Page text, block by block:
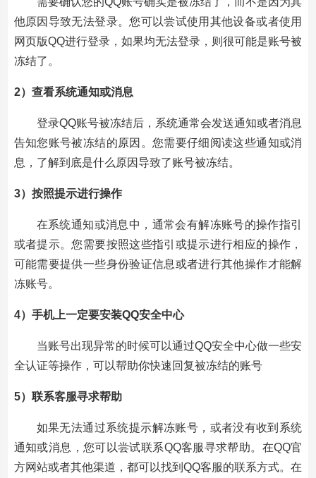
他原因导致无法登录。您可以尝试使用其他设备或者使用
网页版QQ进行登录，如果均无法登录，则很可能是账号被
冻结了。
2）查看系统通知或消息
登录QQ账号被冻结后，系统通常会发送通知或者消息
告知您账号被冻结的原因。您需要仔细阅读这些通知或消
息，了解到底是什么原因导致了账号被冻结。
3）按照提示进行操作
在系统通知或消息中，通常会有解冻账号的操作指引
或者提示。您需要按照这些指引或提示进行相应的操作，
可能需要提供一些身份验证信息或者进行其他操作才能解
冻账号。
4）手机上一定要安装QQ安全中心
当账号出现异常的时候可以通过QQ安全中心做一些安
全认证等操作，可以帮助你快速回复被冻结的账号
5）联系客服寻求帮助
如果无法通过系统提示解冻账号，或者没有收到系统
通知或消息，您可以尝试联系QQ客服寻求帮助。在QQ官
方网站或者其他渠道，都可以找到QQ客服的联系方式。在